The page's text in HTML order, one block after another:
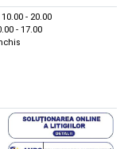
- 20.00
- 17.00